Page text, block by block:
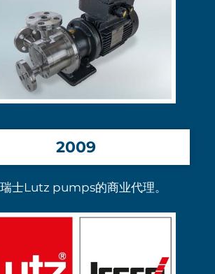
2009
士Lutz pumps的商业代理。